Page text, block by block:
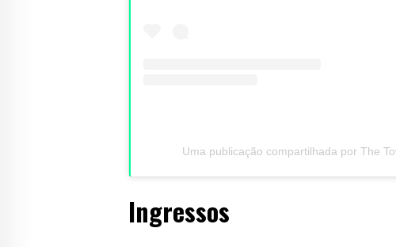
Uma publicação compartilhada por The
Ingressos